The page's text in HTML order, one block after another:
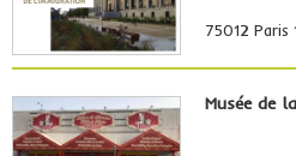
75012 Paris
Musée de